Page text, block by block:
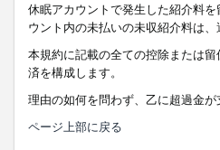
休眠アカウントで発生した紹介料
ウント内の未払いの未収紹介料は
本規約に記載の全ての控除または
済を構成します。
理由の如何を問わず、乙に超過金
ページ上部に戻る